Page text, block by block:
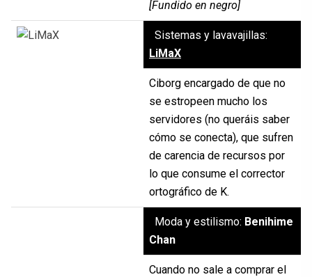
[Fundido en negro]
Sistemas y lavavajillas:
LiMaX
Ciborg encargado de que no
se estropeen mucho los
servidores (no queráis saber
cómo se conecta), que sufren
de carencia de recursos por
lo que consume el corrector
ortográfico de K.
Moda y estilismo: Benihime
Chan
Cuando no sale a comprar el